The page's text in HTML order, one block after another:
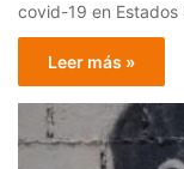
covid-19 en
Leer más »